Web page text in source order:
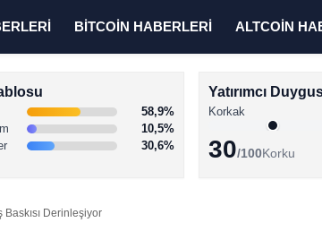
BİTCOİN HABERLERİ ALTCOİN
58,9%
10,5%
30,6%
Yatırımcı
Korkak
30/100Korku
Baskısı Derinleşiyor